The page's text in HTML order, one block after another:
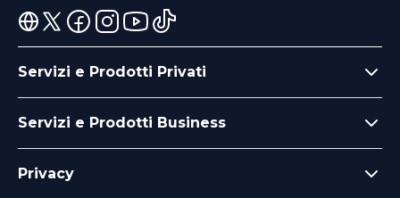
Servizi e Prodotti Privati
Servizi e Prodotti Business
Privacy